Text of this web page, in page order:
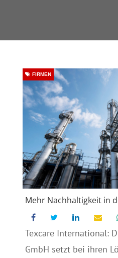
Mehr Nachhaltigkeit in
FIRMEN
Texcare International:
GmbH setzt bei ihren